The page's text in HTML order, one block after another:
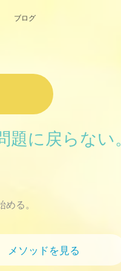
ブログ
に戻らない。
る。
メソッドを見る